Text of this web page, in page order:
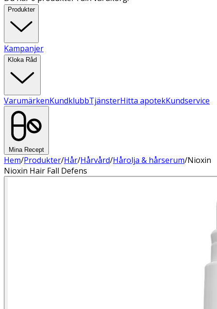
Produkter
Kampanjer
Kloka Råd
VarumärkenKundklubbTjänsterHitta apotekKundservice
Mina Recept
Hem/Produkter/Hår/Hårvård/Hårolja & hårserum/Nioxin
Nioxin Hair Fall Defens